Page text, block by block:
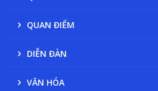
QUAN ĐIỂM
DIỄN ĐÀN
VĂN HÓA